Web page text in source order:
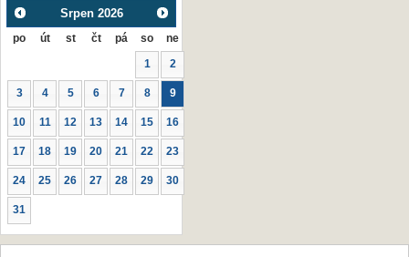
Srpen 2026
po út st čt pá so ne
1 2
3 4 5 6 7 8 9
10 11 12 13 14 15 16
17 18 19 20 21 22 23
24 25 26 27 28 29 30
31